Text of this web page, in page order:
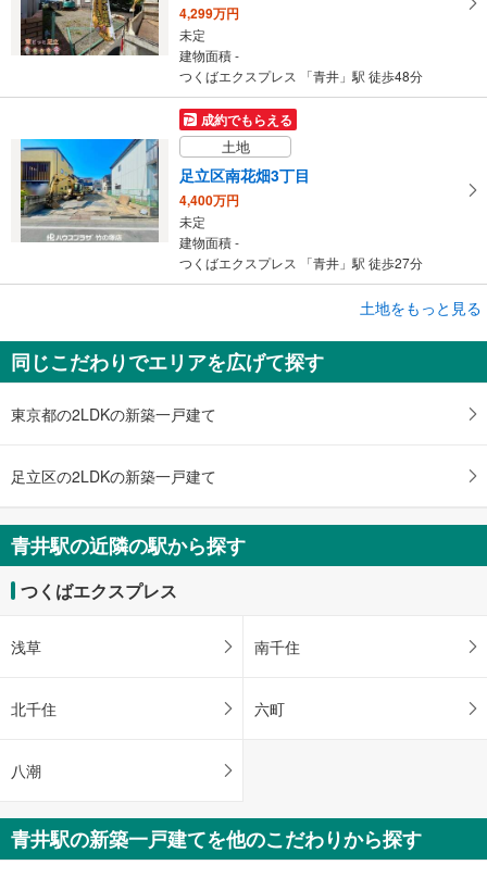
4,299万円
未定
建物面積 -
つくばエクスプレス 「青井」駅 徒歩48分
成約でもらえる
土地
足立区南花畑3丁目
4,400万円
未定
建物面積 -
つくばエクスプレス 「青井」駅 徒歩27分
足立区青井3丁目
5,199万円
未定
建物面積 -
土地をもっと見る
同じこだわりでエリアを広げて探す
東京都の2LDKの新築一戸建て
足立区の2LDKの新築一戸建て
青井駅の近隣の駅から探す
つくばエクスプレス
浅草 南千住
北千住 六町
八潮
青井駅の新築一戸建てを他のこだわりから探す